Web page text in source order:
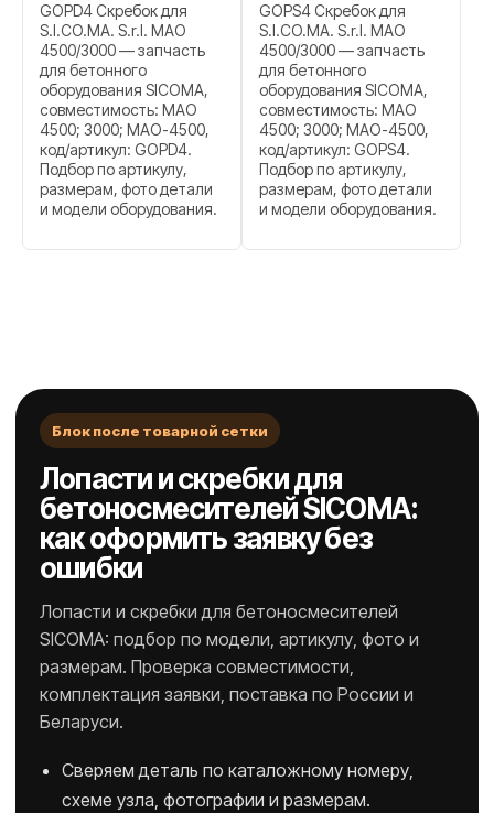
GOPD4 Скребок для
S.I.CO.MA. S.r.l. MAO
4500/3000 — запчасть
для бетонного
оборудования SICOMA,
совместимость: MAO
4500; 3000; MAO-4500,
код/артикул: GOPD4.
Подбор по артикулу,
размерам, фото детали
и модели оборудования.
GOPS4 Скребок для
S.I.CO.MA. S.r.l. MAO
4500/3000 — запчасть
для бетонного
оборудования SICOMA,
совместимость: MAO
4500; 3000; MAO-4500,
код/артикул: GOPS4.
Подбор по артикулу,
размерам, фото детали
и модели оборудования.
Блок после товарной сетки
Лопасти и скребки для
бетоносмесителей SICOMA:
как оформить заявку без
ошибки
Лопасти и скребки для бетоносмесителей
SICOMA: подбор по модели, артикулу, фото и
размерам. Проверка совместимости,
комплектация заявки, поставка по России и
Беларуси.
Сверяем деталь по каталожному номеру,
схеме узла, фотографии и размерам.